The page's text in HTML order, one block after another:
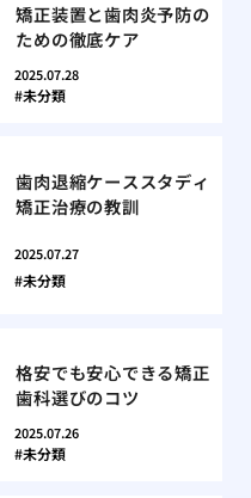
矯正装置と歯肉炎予防の
ための徹底ケア
2025.07.28
未分類
歯肉退縮ケーススタディ
矯正治療の教訓
2025.07.27
未分類
格安でも安心できる矯正
歯科選びのコツ
2025.07.26
未分類